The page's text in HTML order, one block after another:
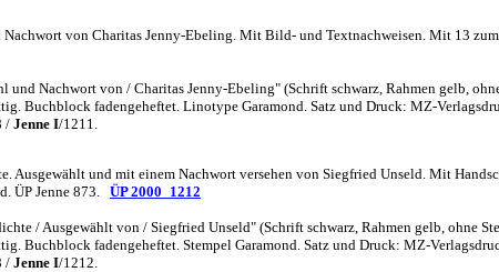
von Charitas Jenny-Ebeling. Mit Bild- und Textnachweisen. Mit 13
und Nachwort von / Charitas Jenny-Ebeling" (Schrift schwarz, Rahmen gelb,
Buchblock fadengeheftet. Linotype Garamond. Satz und Druck: MZ-
/Jenne I/1211.
Ausgewählt und mit einem Nachwort versehen von Siegfried Unseld. Mit
ÜP Jenne 873. ÜP 2000_1212
/ Ausgewählt von / Siegfried Unseld" (Schrift schwarz, Rahmen gelb, ohne
Buchblock fadengeheftet. Stempel Garamond. Satz und Druck: MZ-
/Jenne I/1212.